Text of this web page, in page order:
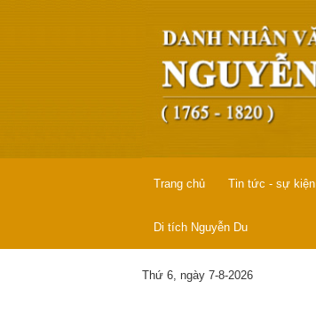
Trang chủ Tin tức - sự kiện
Di tích Nguyễn Du
Thứ 6, ngày 7-8-2026